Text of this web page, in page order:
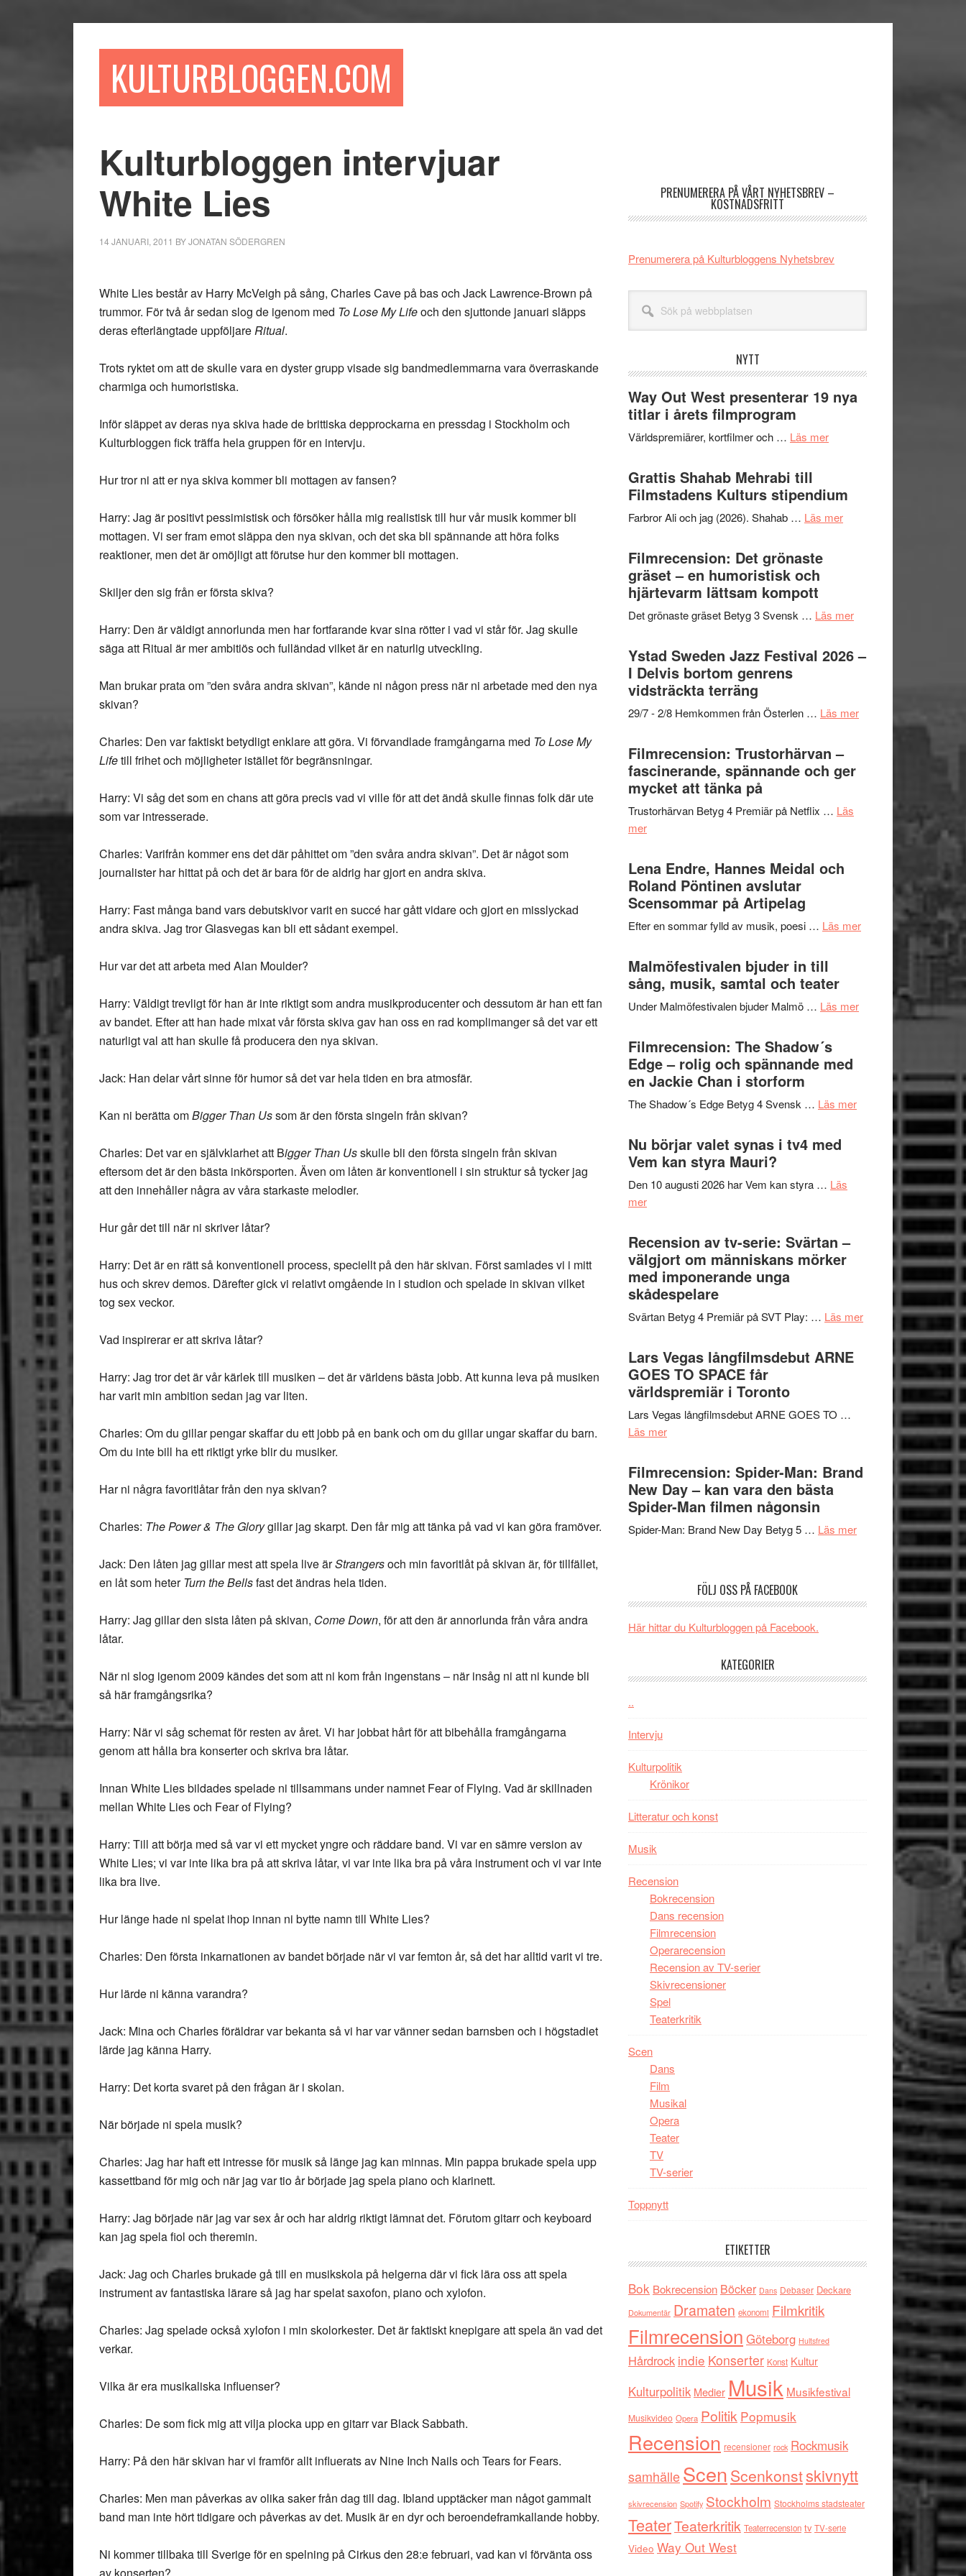
KULTURBLOGGEN.COM
Kulturbloggen intervjuar
White Lies
14 JANUARI, 2011 BYJONATAN SÖDERGREN
White Lies består av Harry McVeigh på sång, Charles Cave på bas och Jack Lawrence-Brown på
trummor. För två år sedan slog de igenom med To Lose My Lifeoch den sjuttonde januari släpps
deras efterlängtade uppföljareRitual.
Trots ryktet om att de skulle vara en dyster grupp visade sig bandmedlemmarna vara överraskande
charmiga och humoristiska.
Inför släppet av deras nya skiva hade de brittiska depprockarna en pressdag i Stockholm och
Kulturbloggen fick träffa hela gruppen för en intervju.
Hur tror ni att er nya skiva kommer bli mottagen av fansen?
Harry: Jag är positivt pessimistisk och försöker hålla mig realistisk till hur vår musik kommer bli
mottagen. Vi ser fram emot släppa den nya skivan, och det ska bli spännande att höra folks
reaktioner, men det är omöjligt att förutse hur den kommer bli mottagen.
Skiljer den sig från er första skiva?
Harry: Den är väldigt annorlunda men har fortfarande kvar sina rötter i vad vi står för. Jag skulle
säga att Ritual är mer ambitiös och fulländad vilket är en naturlig utveckling.
Man brukar prata om ”den svåra andra skivan”, kände ni någon press när ni arbetade med den nya
skivan?
Charles: Den var faktiskt betydligt enklare att göra. Vi förvandlade framgångarna med To Lose My
Lifetill frihet och möjligheter istället för begränsningar.
Harry: Vi såg det som en chans att göra precis vad vi ville för att det ändå skulle finnas folk där ute
som var intresserade.
Charles: Varifrån kommer ens det där påhittet om ”den svåra andra skivan”. Det är något som
journalister har hittat på och det är bara för de aldrig har gjort en andra skiva.
Harry: Fast många band vars debutskivor varit en succé har gått vidare och gjort en misslyckad
andra skiva. Jag tror Glasvegas kan bli ett sådant exempel.
Hur var det att arbeta med Alan Moulder?
Harry: Väldigt trevligt för han är inte riktigt som andra musikproducenter och dessutom är han ett fan
av bandet. Efter att han hade mixat vår första skiva gav han oss en rad komplimanger så det var ett
naturligt val att han skulle få producera den nya skivan.
Jack: Han delar vårt sinne för humor så det var hela tiden en bra atmosfär.
Kan ni berätta omBigger Than Ussom är den första singeln från skivan?
Charles: Det var en självklarhet att Bigger Than Usskulle bli den första singeln från skivan
eftersom det är den bästa inkörsporten. Även om låten är konventionell i sin struktur så tycker jag
att den innehåller några av våra starkaste melodier.
Hur går det till när ni skriver låtar?
Harry: Det är en rätt så konventionell process, speciellt på den här skivan. Först samlades vi i mitt
hus och skrev demos. Därefter gick vi relativt omgående in i studion och spelade in skivan vilket
tog sex veckor.
Vad inspirerar er att skriva låtar?
Harry: Jag tror det är vår kärlek till musiken – det är världens bästa jobb. Att kunna leva på musiken
har varit min ambition sedan jag var liten.
Charles: Om du gillar pengar skaffar du ett jobb på en bank och om du gillar ungar skaffar du barn.
Om du inte bill ha ett riktigt yrke blir du musiker.
Har ni några favoritlåtar från den nya skivan?
Charles: The Power & The Glorygillar jag skarpt. Den får mig att tänka på vad vi kan göra framöver.
Jack: Den låten jag gillar mest att spela live ärStrangersoch min favoritlåt på skivan är, för tillfället,
en låt som heterTurn the Bellsfast det ändras hela tiden.
Harry: Jag gillar den sista låten på skivan, Come Down, för att den är annorlunda från våra andra
låtar.
När ni slog igenom 2009 kändes det som att ni kom från ingenstans – när insåg ni att ni kunde bli
så här framgångsrika?
Harry: När vi såg schemat för resten av året. Vi har jobbat hårt för att bibehålla framgångarna
genom att hålla bra konserter och skriva bra låtar.
Innan White Lies bildades spelade ni tillsammans under namnet Fear of Flying. Vad är skillnaden
mellan White Lies och Fear of Flying?
Harry: Till att börja med så var vi ett mycket yngre och räddare band. Vi var en sämre version av
White Lies; vi var inte lika bra på att skriva låtar, vi var inte lika bra på våra instrument och vi var inte
lika bra live.
Hur länge hade ni spelat ihop innan ni bytte namn till White Lies?
Charles: Den första inkarnationen av bandet började när vi var femton år, så det har alltid varit vi tre.
Hur lärde ni känna varandra?
Jack: Mina och Charles föräldrar var bekanta så vi har var vänner sedan barnsben och i högstadiet
lärde jag känna Harry.
Harry: Det korta svaret på den frågan är i skolan.
När började ni spela musik?
Charles: Jag har haft ett intresse för musik så länge jag kan minnas. Min pappa brukade spela upp
kassettband för mig och när jag var tio år började jag spela piano och klarinett.
Harry: Jag började när jag var sex år och har aldrig riktigt lämnat det. Förutom gitarr och keyboard
kan jag spela fiol och theremin.
Jack: Jag och Charles brukade gå till en musikskola på helgerna där vi fick lära oss att spela
instrument av fantastiska lärare så jag har spelat saxofon, piano och xylofon.
Charles: Jag spelade också xylofon i min skolorkester. Det är faktiskt knepigare att spela än vad det
verkar.
Vilka är era musikaliska influenser?
Charles: De som fick mig att vilja plocka upp en gitarr var Black Sabbath.
Harry: På den här skivan har vi framför allt influerats av Nine Inch Nails och Tears for Fears.
Charles: Men man påverkas av olika saker från dag till dag. Ibland upptäcker man något gammalt
band man inte hört tidigare och påverkas av det. Musik är en dyr och beroendeframkallande hobby.
Ni kommer tillbaka till Sverige för en spelning på Cirkus den 28:e februari, vad kan vi förvänta oss
PRENUMERERA PÅ VÅRT NYHETSBREV –
KOSTNADSFRITT
Prenumerera på Kulturbloggens Nyhetsbrev
webbplatsen
NYTT
Way Out West presenterar 19 nya
titlar i årets filmprogram
Världspremiärer, kortfilmer och … Läs merom
presenterar
19
Grattis Shahab Mehrabi till
Filmstadens Kulturs stipendium
Farbror Ali och jag (2026). Shahab … Läs merom
Kulturs
Filmrecension: Det grönaste
gräset – en humoristisk och
hjärtevarm lättsam kompott
Det grönaste gräset Betyg 3 Svensk … Läs merom
en
hjärtevarm
Ystad Sweden Jazz Festival 2026 –
I Delvis bortom genrens
vidsträckta terräng
29/7 - 2/8 Hemkommen från Österlen … Läs merom
Filmrecension: Trustorhärvan –
fascinerande, spännande och ger
mycket att tänka på
Trustorhärvan Betyg 4 Premiär på Netflix … Läs
merom
Trustorhärvan
–
fascinerande,
spännande
och
mycket
att
tänka
Lena Endre, Hannes Meidal och
Roland Pöntinen avslutar
Scensommar på Artipelag
Efter en sommar fylld av musik, poesi … Läs merom
Scensommar
Artipelag
Malmöfestivalen bjuder in till
sång, musik, samtal och teater
Under Malmöfestivalen bjuder Malmö … Läs merom
Malmöfestivalen
Filmrecension: The Shadow´s
Edge – rolig och spännande med
en Jackie Chan i storform
The Shadow´s Edge Betyg 4 Svensk … Läs merom
Filmrecension:
spännande
Chan
storform
Nu börjar valet synas i tv4 med
Vem kan styra Mauri?
Den 10 augusti 2026 har Vem kan styra … Läs
merom
valet
synas
i
tv4
med
kan
styra
Mauri?
Recension av tv-serie: Svärtan –
välgjort om människans mörker
med imponerande unga
skådespelare
Svärtan Betyg 4 Premiär på SVT Play: … Läs merom
Recension
Svärtan
välgjort
människans
mörker
imponerande
skådespelare
Lars Vegas långfilmsdebut ARNE
GOES TO SPACE får
världspremiär i Toronto
Lars Vegas långfilmsdebut ARNE GOES TO …
Läs merom
långfilmsdebut
ARNE
GOES
TO
världspremiär
i
Toronto
Filmrecension: Spider-Man: Brand
New Day – kan vara den bästa
Spider-Man filmen någonsin
Spider-Man: Brand New Day Betyg 5 … Läs merom
Filmrecension:
vara
någonsin
FÖLJ OSS PÅ FACEBOOK
Här hittar du Kulturbloggen på Facebook.
KATEGORIER
..
Intervju
Kulturpolitik
Krönikor
Litteratur och konst
Musik
Recension
Bokrecension
Dans recension
Filmrecension
Operarecension
Recension av TV-serier
Skivrecensioner
Spel
Teaterkritik
Scen
Dans
Film
Musikal
Opera
Teater
TV
TV-serier
Toppnytt
ETIKETTER
Bok Bokrecension Böcker Dans Debaser Deckare
Dokumentär Dramaten ekonomi Filmkritik
Filmrecension Göteborg Hultsfred
Hårdrock indie Konserter Konst Kultur
Kulturpolitik Medier Musik Musikfestival
Musikvideo Opera Politik Popmusik
Recension recensioner rock Rockmusik
samhälleScen Scenkonstskivnytt
skivrecension Spotify Stockholm Stockholms stadsteater
TeaterTeaterkritik Teaterrecension tv TV-serie
Video Way Out West